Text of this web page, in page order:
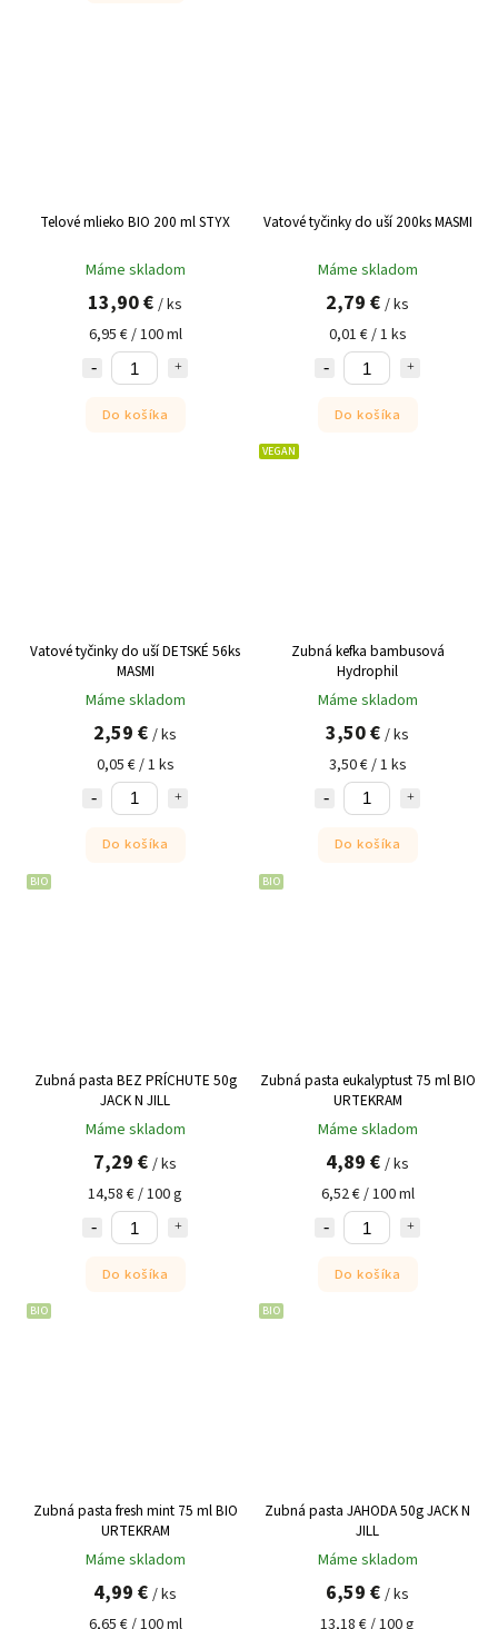
Telové mlieko BIO 200 ml STYX
Máme skladom
13,90 € / ks
6,95 € / 100 ml
Do košíka
Vatové tyčinky do uší 200ks MASMI
Máme skladom
2,79 € / ks
0,01 € / 1 ks
Do košíka
Vatové tyčinky do uší DETSKÉ 56ks
MASMI
Máme skladom
2,59 € / ks
0,05 € / 1 ks
Do košíka
VEGAN
Zubná kefka bambusová
Hydrophil
Máme skladom
3,50 € / ks
3,50 € / 1 ks
Do košíka
BIO
Zubná pasta BEZ PRÍCHUTE 50g
JACK N JILL
Máme skladom
7,29 € / ks
14,58 € / 100 g
Do košíka
BIO
Zubná pasta eukalyptust 75 ml BIO
URTEKRAM
Máme skladom
4,89 € / ks
6,52 € / 100 ml
Do košíka
BIO
Zubná pasta fresh mint 75 ml BIO
URTEKRAM
Máme skladom
4,99 € / ks
6,65 € / 100 ml
BIO
Zubná pasta JAHODA 50g JACK N
JILL
Máme skladom
6,59 € / ks
13,18 € / 100 g